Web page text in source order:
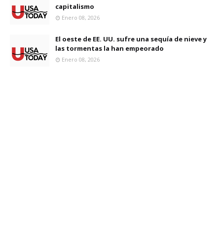
capitalismo
Enero 08, 2026
El oeste de EE. UU. sufre una sequía de nieve y
las tormentas la han empeorado
Enero 08, 2026